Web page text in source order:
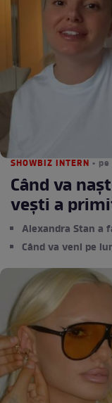
SHOWBIZ INTERN •
Când va
vești a
Alexandra Stan a
Când va veni pe